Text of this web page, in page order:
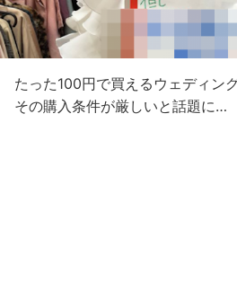
たった100円で買えるウェディン
その購入条件が厳しいと話題に…